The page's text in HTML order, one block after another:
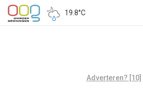
19.8°C
Adverteren? [10]